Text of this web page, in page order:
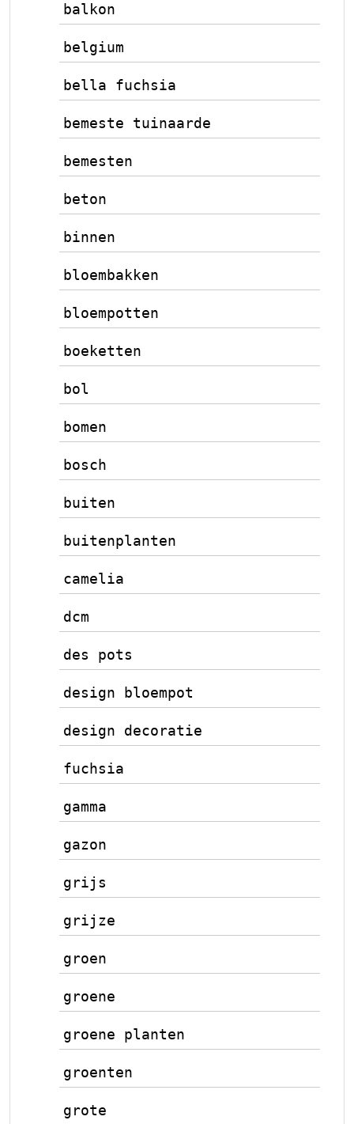
balkon
belgium
bella fuchsia
bemeste tuinaarde
bemesten
beton
binnen
bloembakken
bloempotten
boeketten
bol
bomen
bosch
buiten
buitenplanten
camelia
dcm
des pots
design bloempot
design decoratie
fuchsia
gamma
gazon
grijs
grijze
groen
groene
groene planten
groenten
grote